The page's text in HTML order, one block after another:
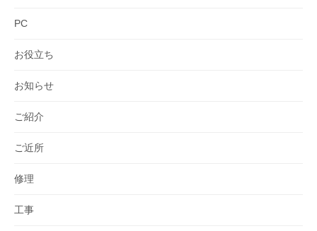
PC
お役立ち
お知らせ
ご紹介
ご近所
修理
工事